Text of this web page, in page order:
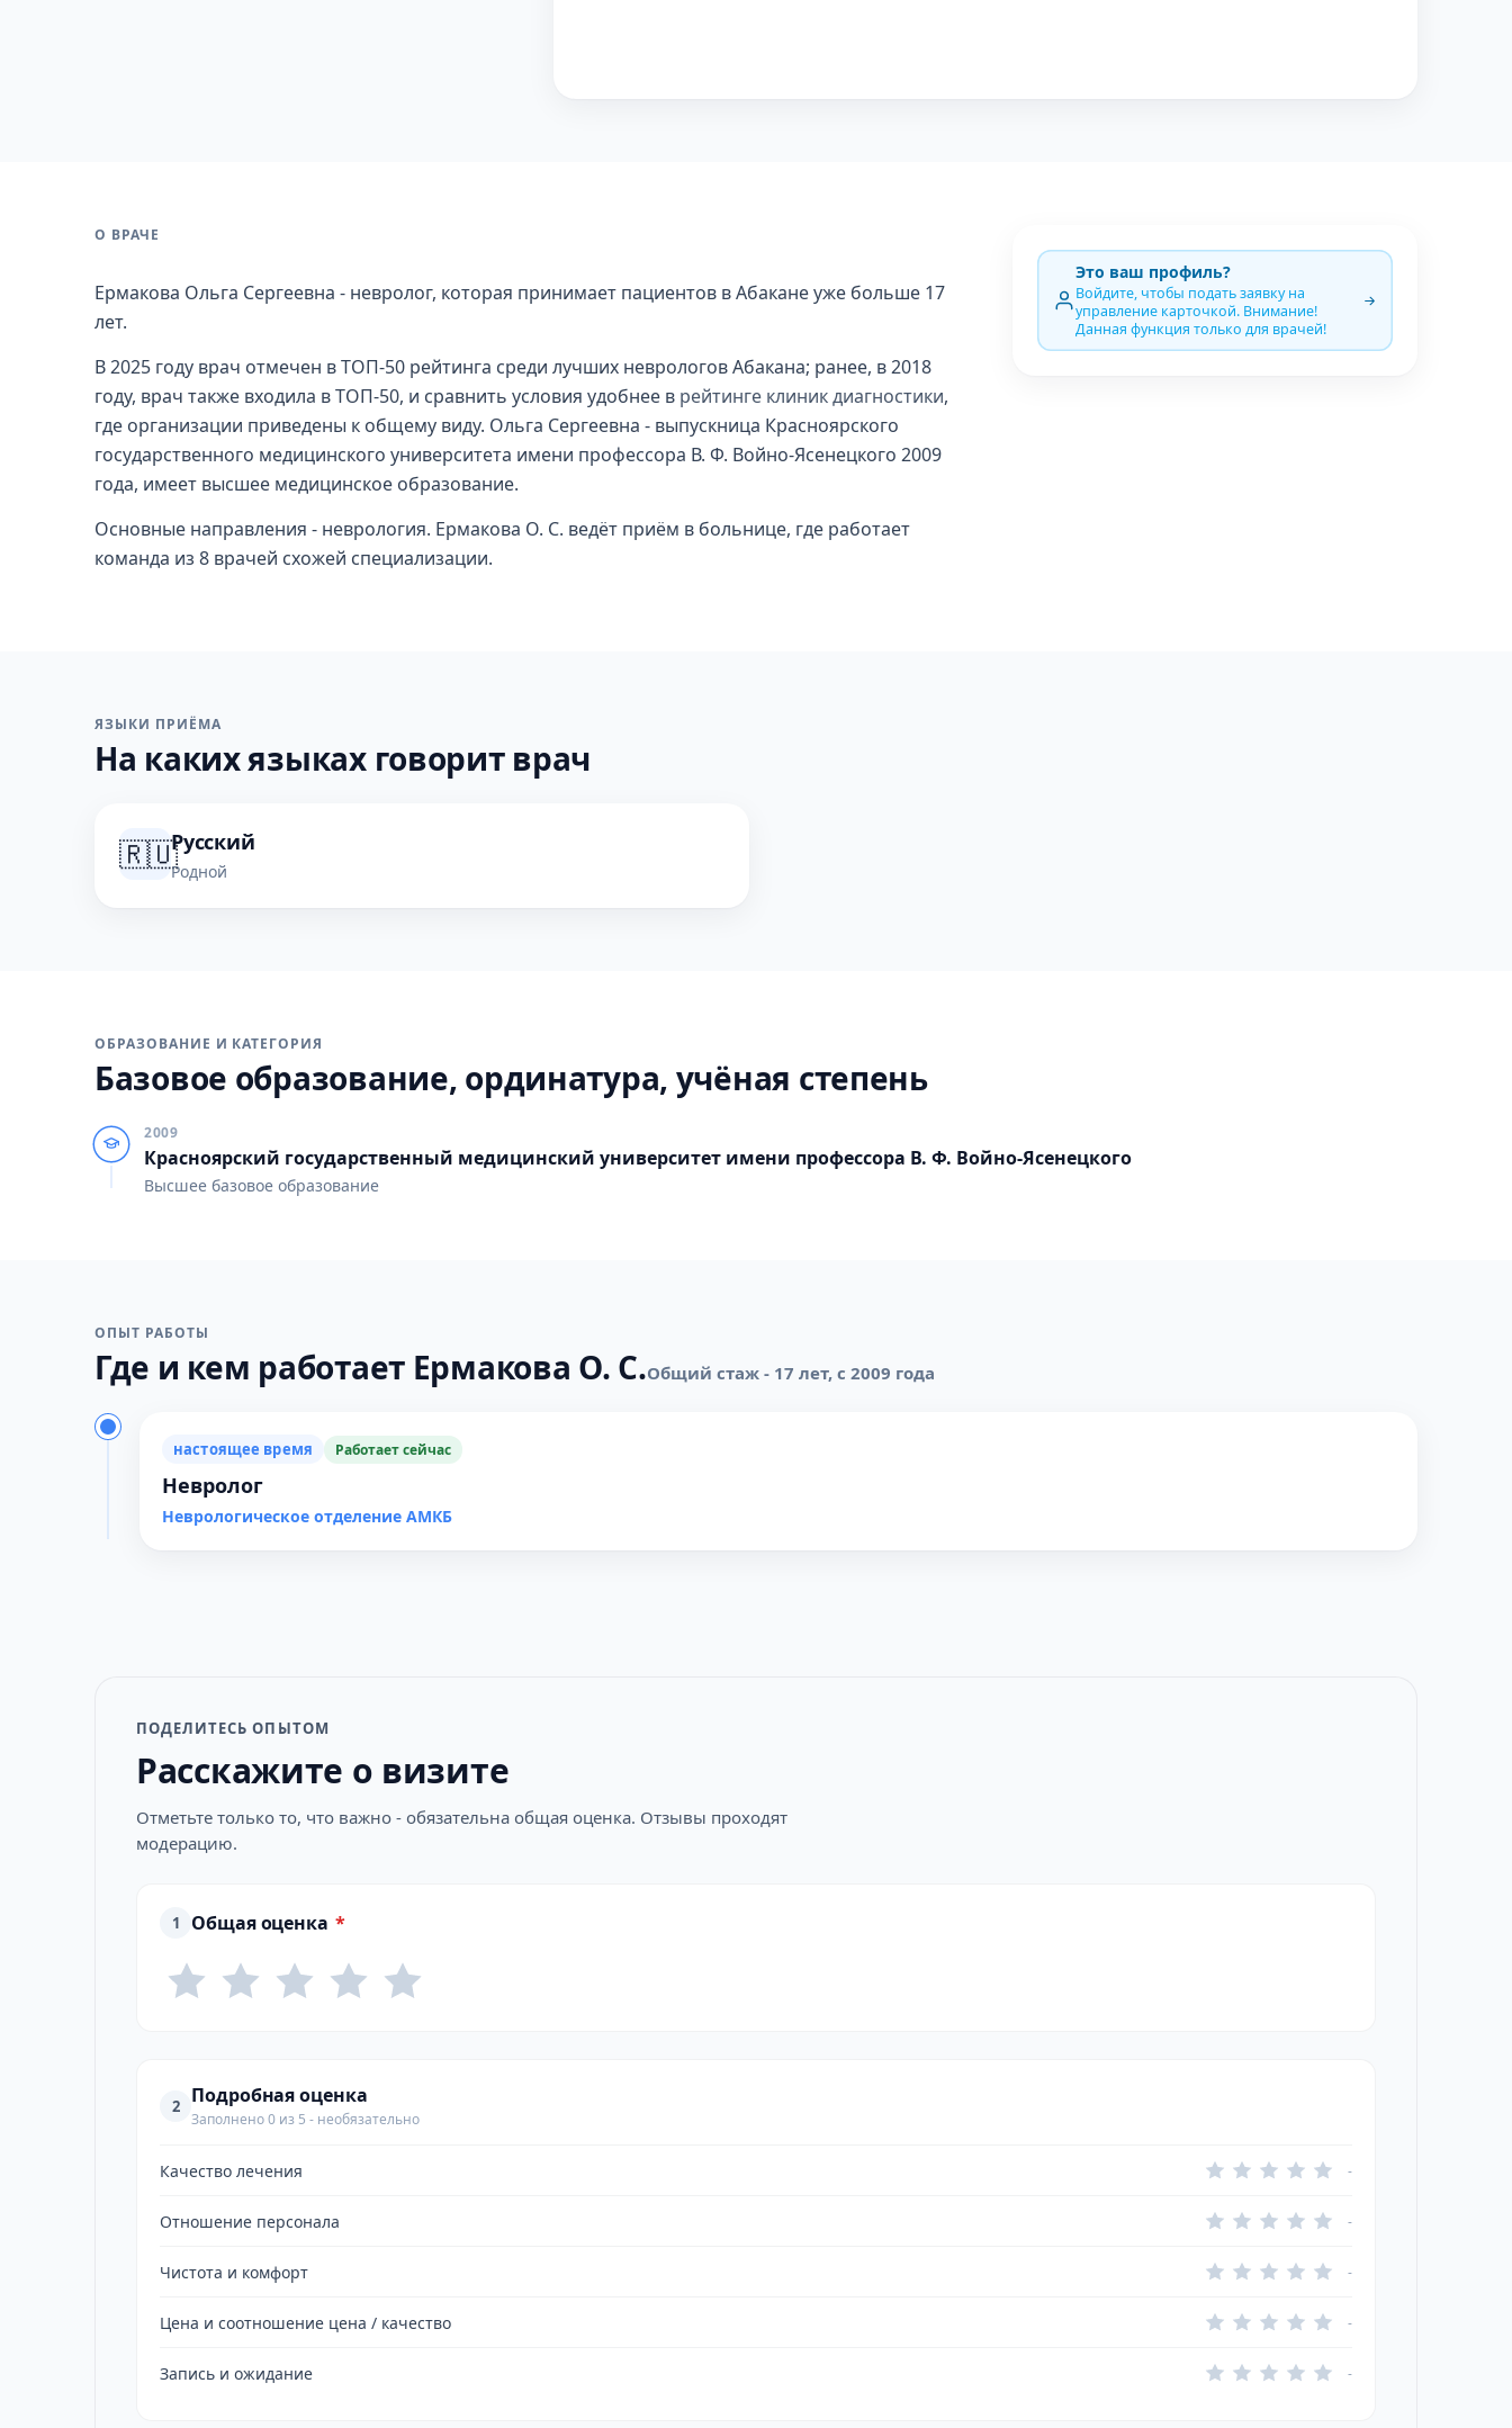
О ВРАЧЕ
Ермакова Ольга Сергеевна - невролог, которая принимает пациентов в Абакане уже больше 17
лет.
В 2025 году врач отмечен в ТОП-50 рейтинга среди лучших неврологов Абакана; ранее, в 2018
году, врач также входила в ТОП-50, и сравнить условия удобнее в рейтинге клиник диагностики,
где организации приведены к общему виду. Ольга Сергеевна - выпускница Красноярского
государственного медицинского университета имени профессора В. Ф. Войно-Ясенецкого 2009
года, имеет высшее медицинское образование.
Основные направления - неврология. Ермакова О. С. ведёт приём в больнице, где работает
команда из 8 врачей схожей специализации.
Это ваш профиль?
Войдите, чтобы подать заявку на
управление карточкой. Внимание!
Данная функция только для врачей!
ЯЗЫКИ ПРИЁМА
На каких языках говорит врач
🇷🇺Русский
Родной
ОБРАЗОВАНИЕ И КАТЕГОРИЯ
Базовое образование, ординатура, учёная степень
2009
Красноярский государственный медицинский университет имени профессора В. Ф. Войно-Ясенецкого
Высшее базовое образование
ОПЫТ РАБОТЫ
Где и кем работает Ермакова О. С.Общий стаж - 17 лет, с 2009 года
настоящее время Работает сейчас
Невролог
Неврологическое отделение АМКБ
ПОДЕЛИТЕСЬ ОПЫТОМ
Расскажите о визите
Отметьте только то, что важно - обязательна общая оценка. Отзывы проходят
модерацию.
1 Общая оценка *
2 Подробная оценка
Заполнено 0 из 5 - необязательно
Качество лечения -
Отношение персонала -
Чистота и комфорт -
Цена и соотношение цена / качество -
Запись и ожидание -